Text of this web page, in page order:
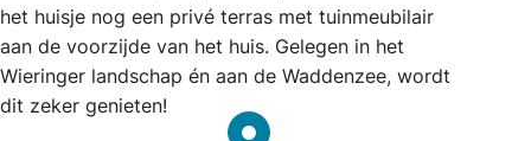
het huisje nog een privé terras met tuinmeubilair
aan de voorzijde van het huis. Gelegen in het
Wieringer landschap én aan de Waddenzee, wordt
dit zeker genieten!